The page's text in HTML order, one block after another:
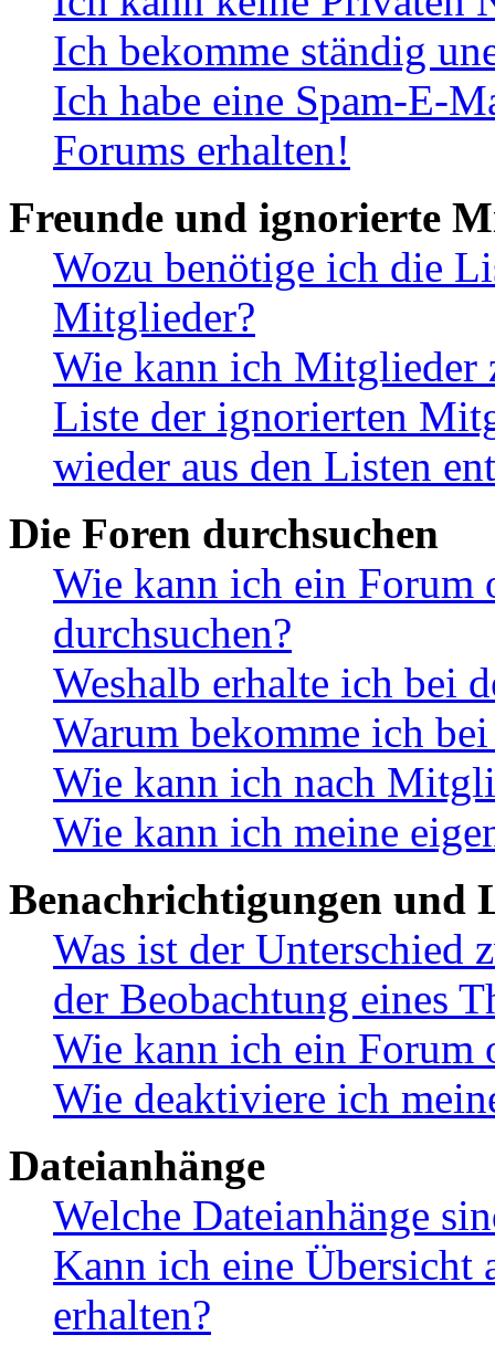
Ich bekomme ständig
Ich habe eine Spam-E-
Forums erhalten!
Freunde und ignorierte
Wozu benötige ich die
Mitglieder?
Wie kann ich Mitglieder
Liste der ignorierten
wieder aus den Listen
Die Foren durchsuchen
Wie kann ich ein Forum
durchsuchen?
Weshalb erhalte ich bei
Warum bekomme ich
Wie kann ich nach
Wie kann ich meine
Benachrichtigungen und
Was ist der Unterschied
der Beobachtung eines
Wie kann ich ein Forum
Wie deaktiviere ich
Dateianhänge
Welche Dateianhänge
Kann ich eine Übersicht
erhalten?